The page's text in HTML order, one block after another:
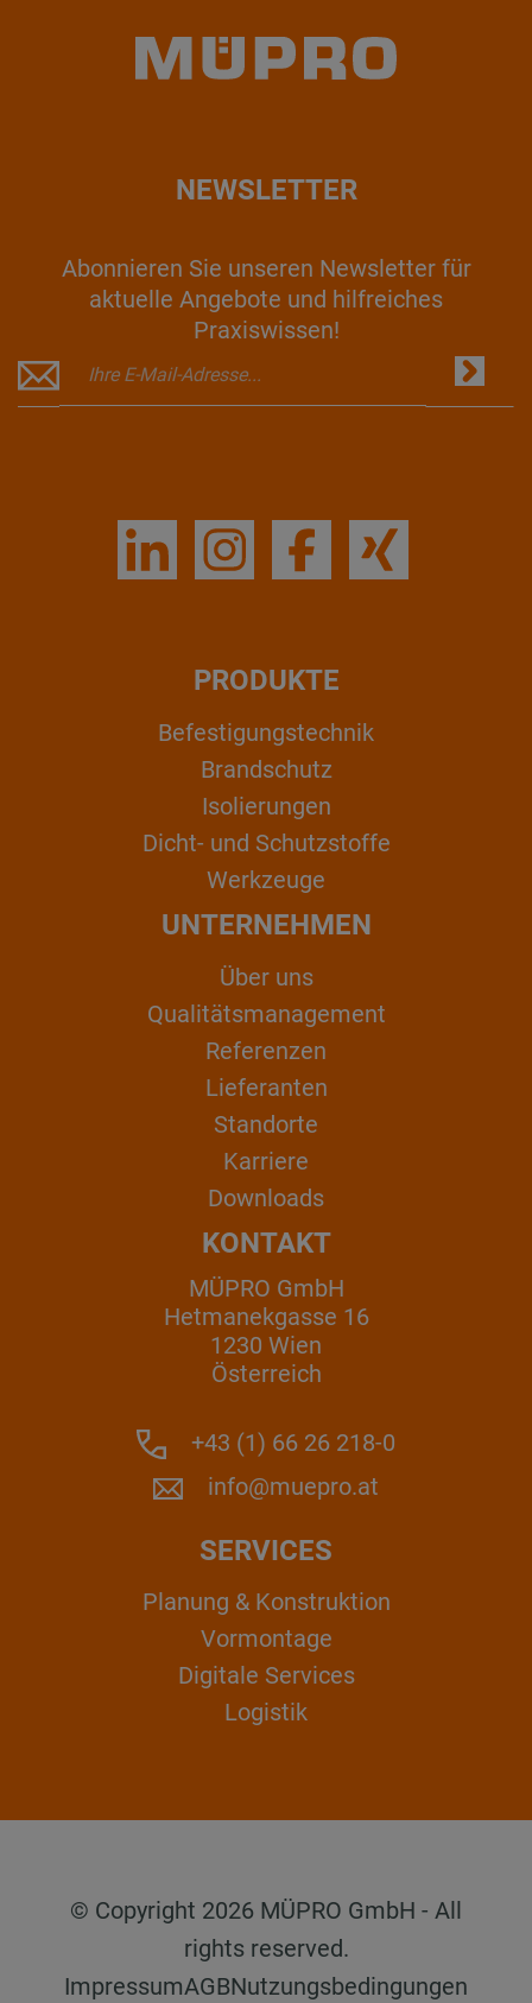
NEWSLETTER
Abonnieren Sie unseren Newsletter für
aktuelle Angebote und hilfreiches
Praxiswissen!
PRODUKTE
Befestigungstechnik
Brandschutz
Isolierungen
Dicht- und Schutzstoffe
Werkzeuge
UNTERNEHMEN
Über uns
Qualitätsmanagement
Referenzen
Lieferanten
Standorte
Karriere
Downloads
KONTAKT
MÜPRO GmbH
Hetmanekgasse 16
1230 Wien
Österreich
+43 (1) 66 26 218-0
info@muepro.at
SERVICES
Planung & Konstruktion
Vormontage
Digitale Services
Logistik
© Copyright 2026 MÜPRO GmbH - All
rights reserved.
ImpressumAGBNutzungsbedingungen